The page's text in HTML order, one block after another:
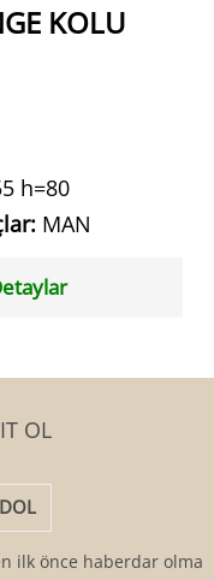
KOLU
h=80
MAN
OL
ilk önce haberdar olmak